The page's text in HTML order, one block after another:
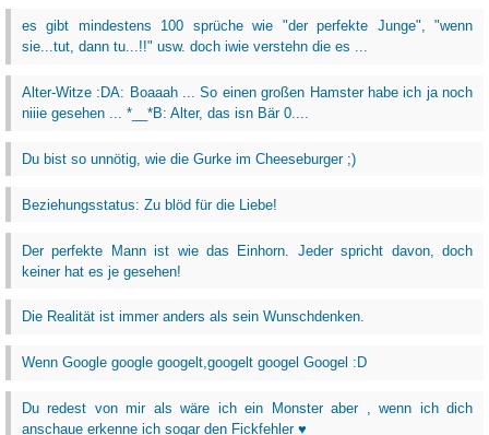
es gibt mindestens 100 sprüche wie "der perfekte Junge", "wenn
sie...tut, dann tu...!!" usw. doch iwie verstehn die es ...
Alter-Witze :DA: Boaaah ... So einen großen Hamster habe ich ja noch
niiie gesehen ... *__*B: Alter, das isn Bär 0....
Du bist so unnötig, wie die Gurke im Cheeseburger ;)
Beziehungsstatus: Zu blöd für die Liebe!
Der perfekte Mann ist wie das Einhorn. Jeder spricht davon, doch
keiner hat es je gesehen!
Die Realität ist immer anders als sein Wunschdenken.
Wenn Google google googelt,googelt googel Googel :D
Du redest von mir als wäre ich ein Monster aber , wenn ich dich
anschaue erkenne ich sogar den Fickfehler ♥